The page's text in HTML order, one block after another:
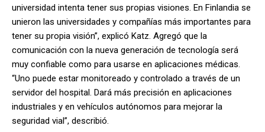
universidad intenta tener sus propias visiones. En Finlandia se
unieron las universidades y compañías más importantes para
tener su propia visión”, explicó Katz. Agregó que la
comunicación con la nueva generación de tecnología será
muy confiable como para usarse en aplicaciones médicas.
“Uno puede estar monitoreado y controlado a través de un
servidor del hospital. Dará más precisión en aplicaciones
industriales y en vehículos autónomos para mejorar la
seguridad vial”, describió.